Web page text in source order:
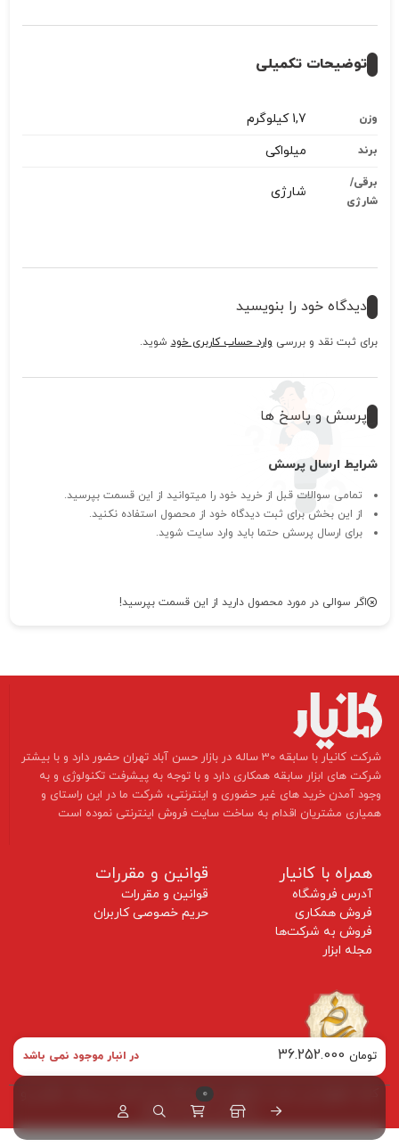
توضیحات تکمیلی
وزن 1,7 کیلوگرم
برند میلواکی
برقی/
شارژی
شارژی
دیدگاه خود را بنویسید
برای ثبت نقد و بررسی وارد حساب کاربری خود شوید.
پرسش و پاسخ ها
شرایط ارسال پرسش
تمامی سوالات قبل از خرید خود را میتوانید از این قسمت بپرسید.
از این بخش برای ثبت دیدگاه خود از محصول استفاده نکنید.
برای ارسال پرسش حتما باید وارد سایت شوید.
اگر سوالی در مورد محصول دارید از این قسمت بپرسید!
​شرکت کانیار با سابقه 30 ساله در بازار حسن آباد تهران حضور دارد و با بیشتر
شرکت های ابزار سابقه همکاری دارد و با توجه به پیشرفت تکنولوژی و به
وجود آمدن خرید های غیر حضوری و اینترنتی، شرکت ما در این راستای و
همیاری مشتریان اقدام به ساخت سایت فروش اینترنتی نموده است ​​​​​​​
همراه با کانیار
آدرس فروشگاه
فروش همکاری
فروش به شرکت‌ها
مجله ابزار
قوانین و مقررات
قوانین و مقررات
حریم خصوصی کاربران
کلیه حقوق این سایت متعلق به فروشگاه ابزار کانیار می‌باشد. طراحی و
پشتیبانی توسط طرهلو
36.252.000 تومان در انبار موجود نمی باشد
0